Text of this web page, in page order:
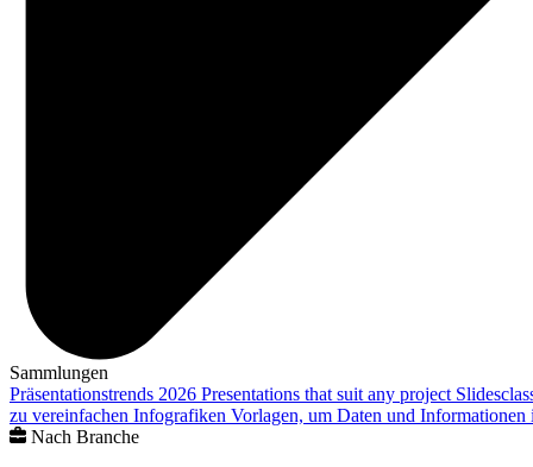
Sammlungen
Präsentationstrends 2026 Presentations that suit any project
zu vereinfachen Infografiken Vorlagen, um Daten und
Nach Branche